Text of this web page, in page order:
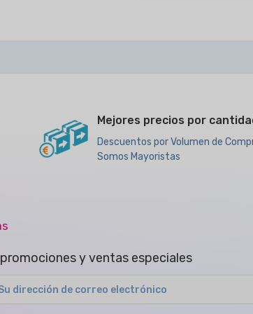
Mejores precios por
Descuentos por Volumen de
Somos Mayoristas
y ventas especiales